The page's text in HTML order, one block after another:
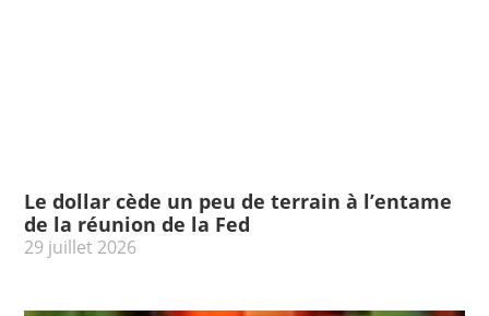
Le dollar cède un peu de terrain à l’entame
de la réunion de la Fed
29 juillet 2026